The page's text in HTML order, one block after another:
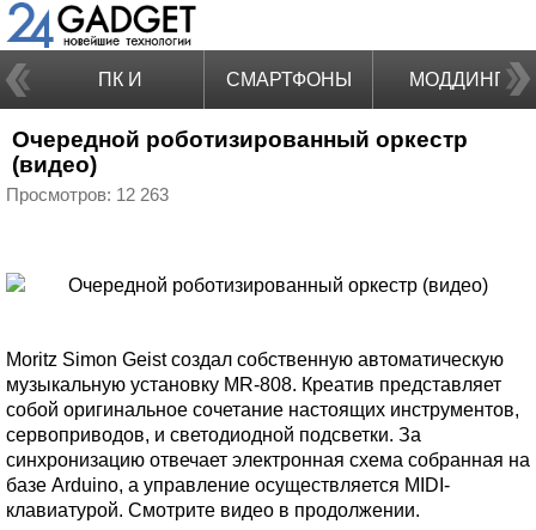
ПК И
НОУТБУКИ
СМАРТФОНЫ МОДДИНГ
Очередной роботизированный оркестр
(видео)
Просмотров: 12 263
Moritz Simon Geist создал собственную автоматическую
музыкальную установку MR-808. Креатив представляет
собой оригинальное сочетание настоящих инструментов,
сервоприводов, и светодиодной подсветки. За
синхронизацию отвечает электронная схема собранная на
базе Arduino, а управление осуществляется MIDI-
клавиатурой. Смотрите видео в продолжении.